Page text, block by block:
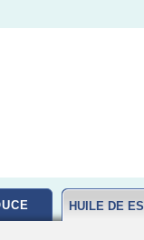
HUILE DE